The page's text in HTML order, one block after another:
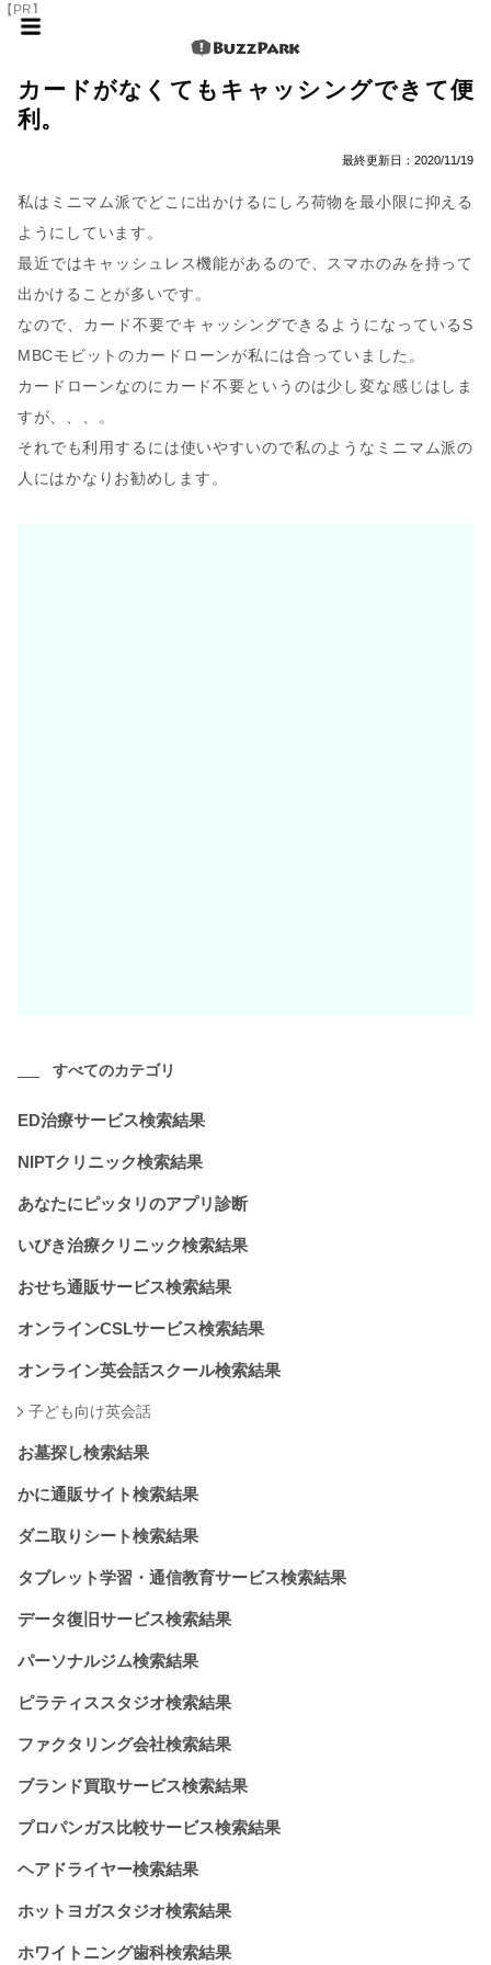
【PR】
カードがなくてもキャッシングできて便
利。
最終更新日： 2020/11/19
私はミニマム派でどこに出かけるにしろ荷物を最小限に抑える
ようにしています。
最近ではキャッシュレス機能があるので、スマホのみを持って
出かけることが多いです。
なので、カード不要でキャッシングできるようになっているS
MBCモビットのカードローンが私には合っていました。
カードローンなのにカード不要というのは少し変な感じはしま
すが、、、。
それでも利用するには使いやすいので私のようなミニマム派の
人にはかなりお勧めします。
すべてのカテゴリ
ED治療サービス検索結果
NIPTクリニック検索結果
あなたにピッタリのアプリ診断
いびき治療クリニック検索結果
おせち通販サービス検索結果
オンラインCSLサービス検索結果
オンライン英会話スクール検索結果
子ども向け英会話
お墓探し検索結果
かに通販サイト検索結果
ダニ取りシート検索結果
タブレット学習・通信教育サービス検索結果
データ復旧サービス検索結果
パーソナルジム検索結果
ピラティススタジオ検索結果
ファクタリング会社検索結果
ブランド買取サービス検索結果
プロパンガス比較サービス検索結果
ヘアドライヤー検索結果
ホットヨガスタジオ検索結果
ホワイトニング歯科検索結果